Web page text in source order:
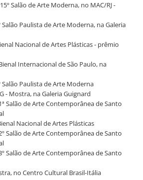
Salão de Arte Moderna, no MAC/RJ -
Salão Paulista de Arte Moderna, na Galeria
Nacional de Artes Plásticas - prêmio
Internacional de São Paulo, na
Salão Paulista de Arte Moderna
- Mostra, na Galeria Guignard
Salão de Arte Contemporânea de Santo
Nacional de Artes Plásticas
Salão de Arte Contemporânea de Santo
Salão de Arte Contemporânea de Santo
no Centro Cultural Brasil-Itália